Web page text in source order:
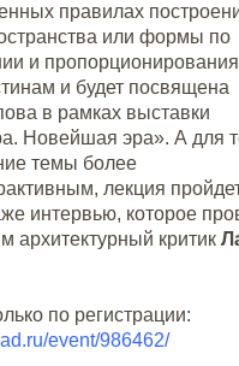
правилах
или формы по
и
и будет посвящена
в рамках выставки
Новейшая эра». А для
темы более
лекция
интервью, которое
критик
по регистрации:
event/986462/